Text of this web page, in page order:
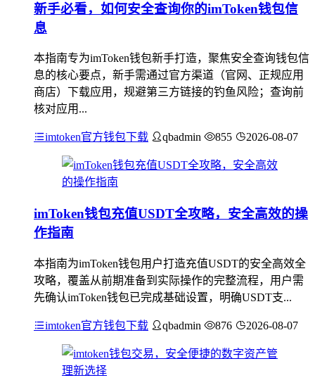
新手必看，如何安全查询你的imToken钱包信
息
本指南专为imToken钱包新手打造，聚焦安全查询钱包信
息的核心要点，新手需通过官方渠道（官网、正规应用
商店）下载应用，规避第三方链接的钓鱼风险；查询前
核对应用...
imtoken官方钱包下载 qbadmin 855 2026-08-07
imToken钱包充值USDT全攻略，安全高效的操
作指南
本指南为imToken钱包用户打造充值USDT的安全高效全
攻略，覆盖从前期准备到实际操作的完整流程，用户需
先确认imToken钱包已完成基础设置，明确USDT支...
imtoken官方钱包下载 qbadmin 876 2026-08-07